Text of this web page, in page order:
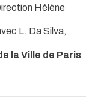
Hélène
L. Da Silva,
la Ville de Paris